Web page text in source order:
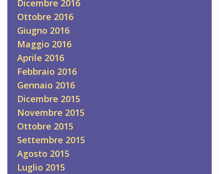
Dicembre 2016
Ottobre 2016
Giugno 2016
Maggio 2016
Aprile 2016
Febbraio 2016
Gennaio 2016
Dicembre 2015
Novembre 2015
Ottobre 2015
Settembre 2015
Agosto 2015
Luglio 2015